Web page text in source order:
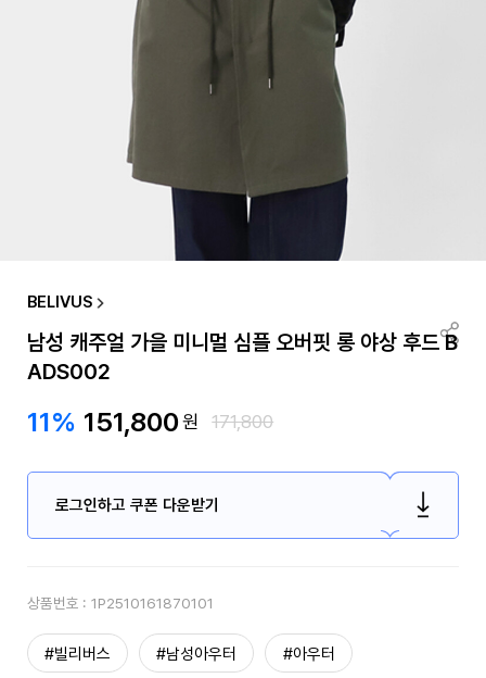
BELIVUS
남성 캐주얼 가을 미니멀 심플 오버핏 롱 야상 후드 B
ADS002
11% 151,800원 171,800
로그인하고 쿠폰 다운받기
상품번호 : 1P2510161870101
#빌리버스 #남성아우터 #아우터